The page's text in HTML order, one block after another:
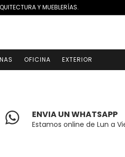
Y MUEBLERÍAS.
OFICINA EXTERIOR
ENVIA UN WHATSAPP
Estamos online de Lun a